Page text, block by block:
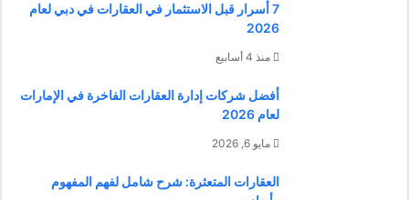
7 أسرار قبل الاستثمار في العقارات في دبي لعام
2026
منذ 4 أسابيع
أفضل شركات إدارة العقارات الفاخرة في الإمارات
لعام 2026
مايو 6, 2026
العقارات المتعثرة: شرح شامل لفهم المفهوم